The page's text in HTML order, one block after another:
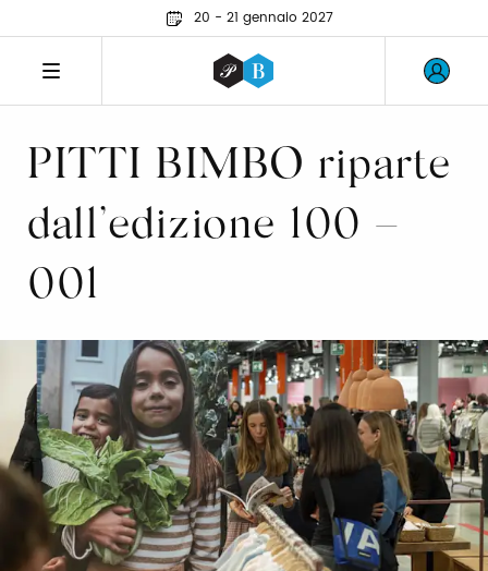
20 - 21 gennaio 2027
PITTI BIMBO riparte
dall’edizione 100 –
001